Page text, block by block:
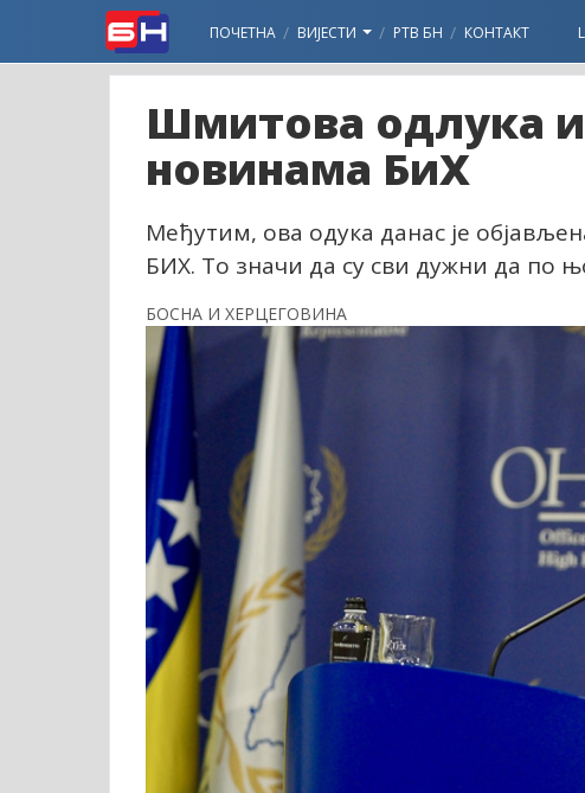
ПОЧЕТНА ВИЈЕСТИ РТВ БН КОНТАКТ
Шмитова одлука
новинама БиХ
Међутим, ова одука данас је
БИХ. То значи да су сви дужни да по
БОСНА И ХЕРЦЕГОВИНА